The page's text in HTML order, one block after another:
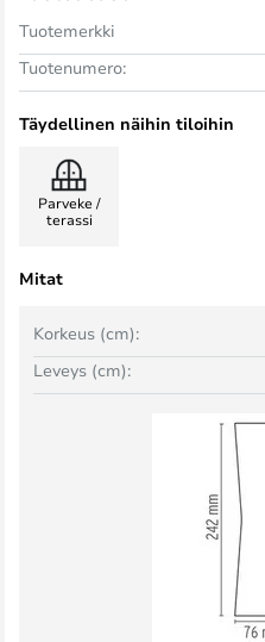
Tuotemerkki
Tuotenumero:
Täydellinen näihin tiloihin
Parveke /
terassi
Mitat
Leveys (cm):
Korkeus (cm):